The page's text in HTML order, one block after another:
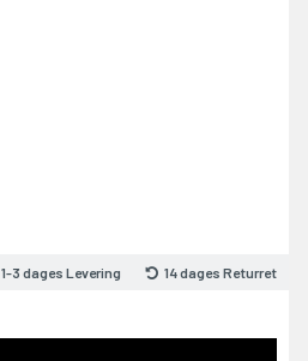
1-3 dages Levering 14 dages Returret